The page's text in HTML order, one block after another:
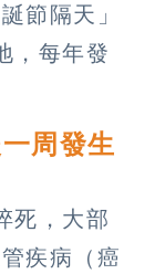
節隔天」
，每年發
周發生
死，大部
疾病（癌